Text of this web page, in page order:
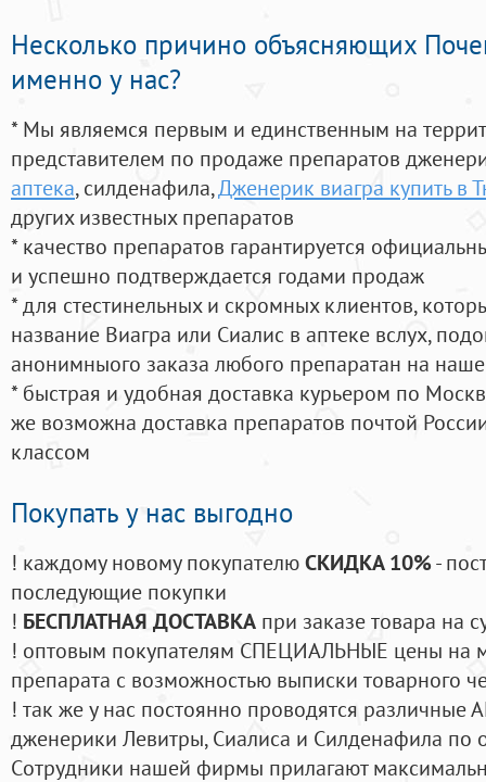
Несколько причино объясняющих
именно у нас?
* Мы являемся первым и единственным на
представителем по продаже препаратов
аптека, силденафила,Дженерик виагра купить в
других известных препаратов
* качество препаратов гарантируется
и успешно подтверждается годами продаж
* для стестинельных и скромных клиентов,
название Виагра или Сиалис в аптеке вслух,
анонимныого заказа любого препаратан на
* быстрая и удобная доставка курьером по
же возможна доставка препаратов почтой
классом
Покупать у нас выгодно
! каждому новому покупателюСКИДКА 10%-
последующие покупки
! БЕСПЛАТНАЯ ДОСТАВКА при заказе товара на
! оптовым покупателям СПЕЦИАЛЬНЫЕ цены на
препарата с возможностью выписки товарного
! так же у нас постоянно проводятся
дженерики Левитры, Сиалиса и Силденафила по
Cотрудники нашей фирмы прилагают